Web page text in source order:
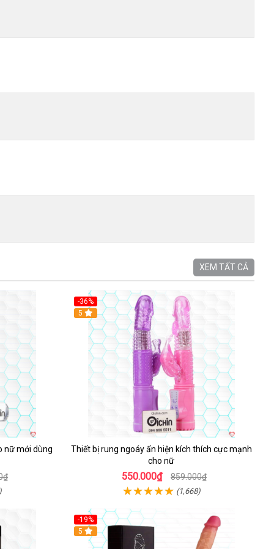
XEM TẤT CẢ
nữ mới dùng
-36%
Hot
5
Thiết bị rung ngoáy ẩn hiện kích thích cực mạnh
cho nữ
550.000₫ 859.000₫
(1,668)
-19%
Hot
5